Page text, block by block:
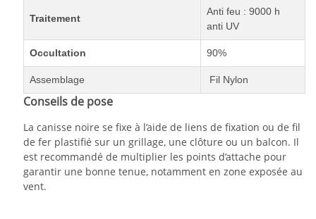
Traitement
Anti feu : 9000 h
anti UV
Occultation 90%
Assemblage Fil Nylon
Conseils de pose
La canisse noire se fixe à l’aide de liens de fixation ou de fil
de fer plastifié sur un grillage, une clôture ou un balcon. Il
est recommandé de multiplier les points d’attache pour
garantir une bonne tenue, notamment en zone exposée au
vent.